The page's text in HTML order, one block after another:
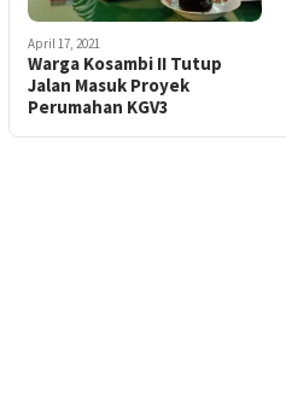
April 17, 2021
Warga Kosambi II Tutup
Jalan Masuk Proyek
Perumahan KGV3